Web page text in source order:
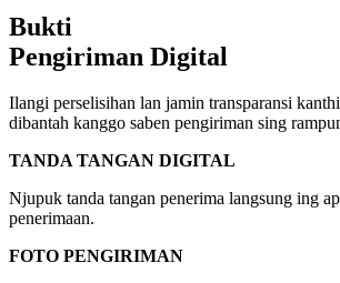
Bukti
Pengiriman Digital
Ilangi perselisihan lan jamin transparansi
dibantah kanggo saben pengiriman sing
TANDA TANGAN DIGITAL
Njupuk tanda tangan penerima langsung ing
penerimaan.
FOTO PENGIRIMAN